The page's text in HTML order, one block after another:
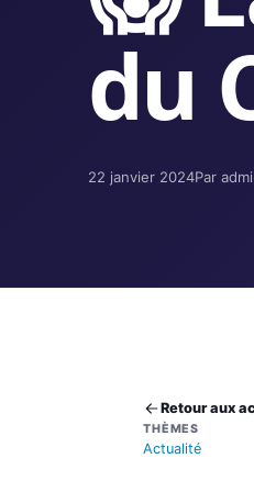
du
22 janvier 2024Par
Retour aux
THÈMES
Actualité